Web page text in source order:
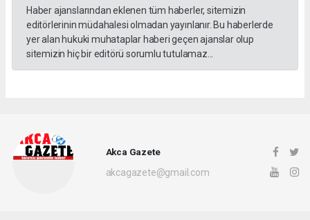
Haber ajanslarından eklenen tüm haberler, sitemizin
editörlerinin müdahalesi olmadan yayınlanır. Bu haberlerde
yer alan hukuki muhataplar haberi geçen ajanslar olup
sitemizin hiç bir editörü sorumlu tutulamaz...
Akca Gazete
akcagazete@gmail.com